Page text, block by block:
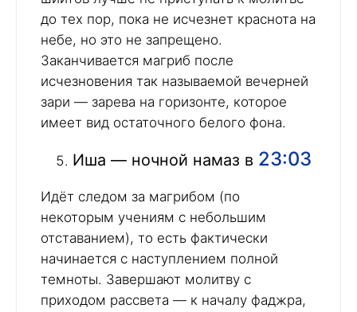
до тех пор, пока не исчезнет краснота на
небе, но это не запрещено.
Заканчивается магриб после
исчезновения так называемой вечерней
зари — зарева на горизонте, которое
имеет вид остаточного белого фона.
Иша — ночной намаз в 23:03
Идёт следом за магрибом (по
некоторым учениям с небольшим
отставанием), то есть фактически
начинается с наступлением полной
темноты. Завершают молитву с
приходом рассвета — к началу фаджра,